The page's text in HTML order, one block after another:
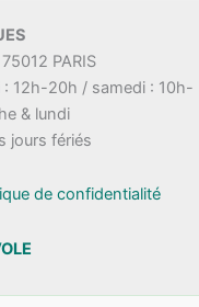
PARIS
: 12h-20h / samedi : 10h-
& lundi
jours fériés
de confidentialité